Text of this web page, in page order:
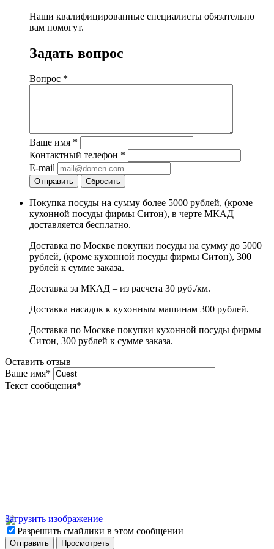
Наши квалифицированные специалисты обязательно
вам помогут.
Задать вопрос
Вопрос *
Ваше имя *
Контактный телефон *
E-mail
Отправить Сбросить
Покупка посуды на сумму более 5000 рублей, (кроме
кухонной посуды фирмы Ситон), в черте МКАД
доставляется бесплатно.
Доставка по Москве покупки посуды на сумму до 5000
рублей, (кроме кухонной посуды фирмы Ситон), 300
рублей к сумме заказа.
Доставка за МКАД – из расчета 30 руб./км.
Доставка насадок к кухонным машинам 300 рублей.
Доставка по Москве покупки кухонной посуды фирмы
Ситон, 300 рублей к сумме заказа.
Оставить отзыв
Ваше имя*
Текст сообщения*
Загрузить изображение
Разрешить смайлики в этом сообщении